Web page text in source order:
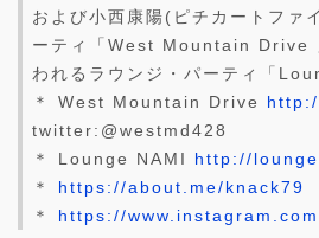
および小西康陽(ピチカートファ
ーティ「West Mountain Drive
われるラウンジ・パーティ「
＊ West Mountain Drive
twitter:@westmd428
＊ Lounge NAMI http://
＊ https://about.me/knack79
＊ https://